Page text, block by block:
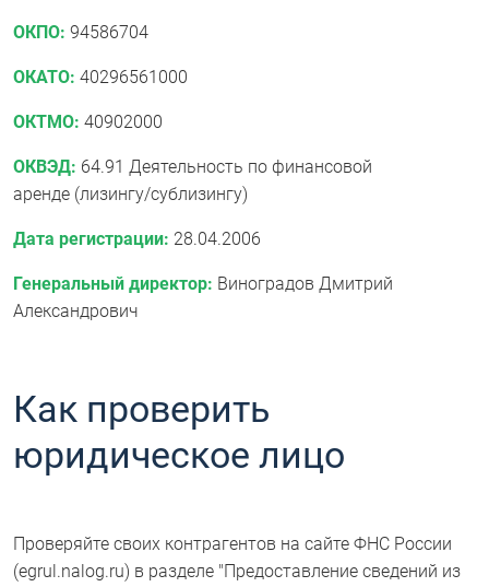
ОКПО: 94586704
ОКАТО: 40296561000
ОКТМО: 40902000
ОКВЭД: 64.91 Деятельность по финансовой
аренде (лизингу/сублизингу)
Дата регистрации: 28.04.2006
Генеральный директор: Виноградов Дмитрий
Александрович
Как проверить
юридическое лицо
Проверяйте своих контрагентов на сайте ФНС России
(egrul.nalog.ru) в разделе "Предоставление сведений из